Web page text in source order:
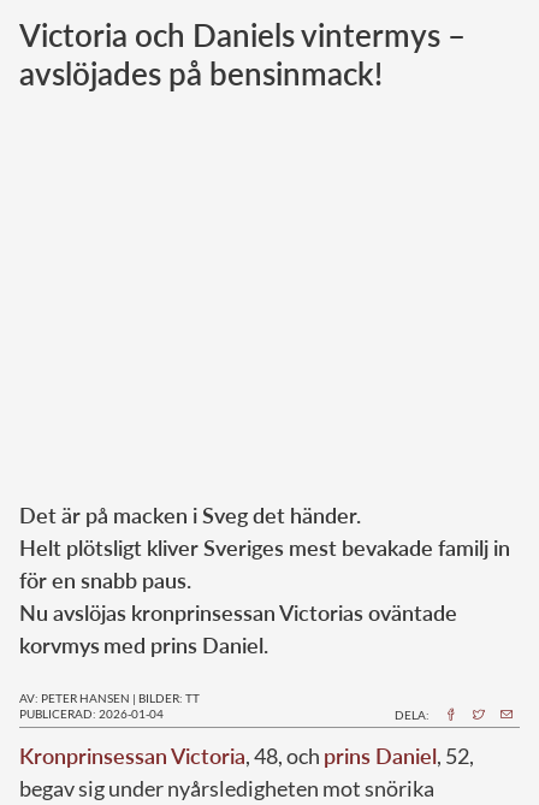
Norska kungahuset
Danska kungahuset
Victoria och Daniels vintermys –
avslöjades på bensinmack!
Det är på macken i Sveg det händer.
Helt plötsligt kliver Sveriges mest bevakade familj in
för en snabb paus.
Nu avslöjas kronprinsessan Victorias oväntade
korvmys med prins Daniel.
AV: PETER HANSEN | BILDER: TT
PUBLICERAD: 2026-01-04
DELA:
Kronprinsessan Victoria, 48, och prins Daniel, 52,
begav sig under nyårsledigheten mot snörika